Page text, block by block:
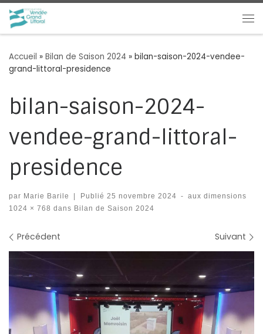
Passer au contenu
Accueil » Bilan de Saison 2024 » bilan-saison-2024-vendee-
grand-littoral-presidence
bilan-saison-2024-
vendee-grand-littoral-
presidence
par Marie Barile | Publié 25 novembre 2024 -
aux dimensions
1024 × 768 dans Bilan de Saison 2024
Navigation des images
Précédent Suivant